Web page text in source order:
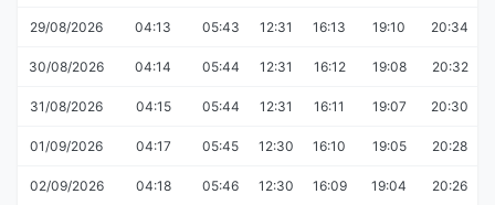
29/08/2026 04:13 05:43 12:31 16:13 19:10 20:34
30/08/2026 04:14 05:44 12:31 16:12 19:08 20:32
31/08/2026 04:15 05:44 12:31 16:11 19:07 20:30
01/09/2026 04:17 05:45 12:30 16:10 19:05 20:28
02/09/2026 04:18 05:46 12:30 16:09 19:04 20:26